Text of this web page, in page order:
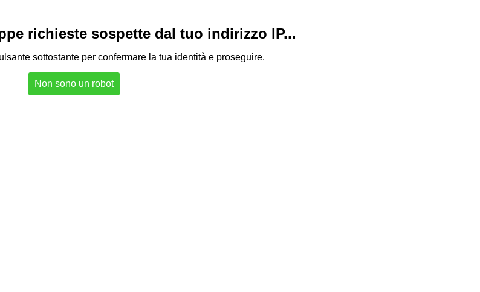
richieste sospette dal tuo indirizzo IP...
sottostante per confermare la tua identità e proseguire.
Non sono un robot